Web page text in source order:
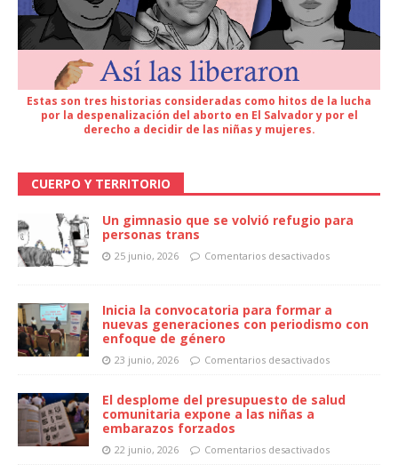
Estas son tres historias consideradas como hitos de la lucha
por la despenalización del aborto en El Salvador y por el
derecho a decidir de las niñas y mujeres.
CUERPO Y TERRITORIO
Un gimnasio que se volvió refugio para
personas trans
25 junio, 2026 Comentarios desactivados
Inicia la convocatoria para formar a
nuevas generaciones con periodismo con
enfoque de género
23 junio, 2026 Comentarios desactivados
El desplome del presupuesto de salud
comunitaria expone a las niñas a
embarazos forzados
22 junio, 2026 Comentarios desactivados